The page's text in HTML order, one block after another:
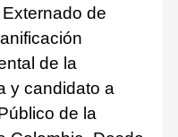
de
de la
y candidato a
de la